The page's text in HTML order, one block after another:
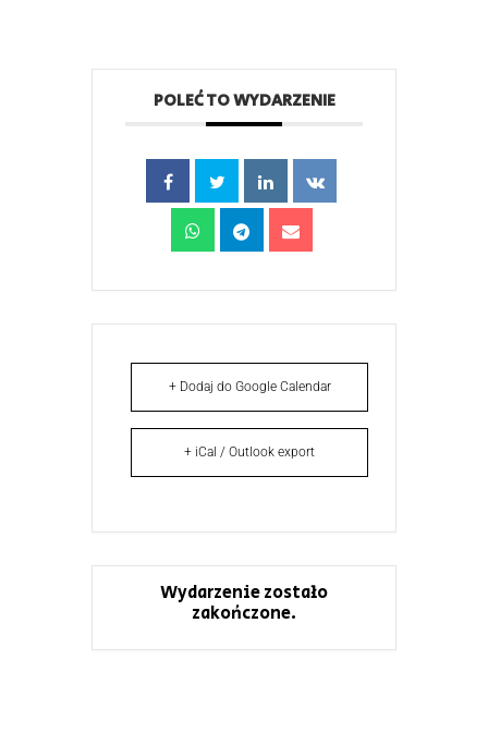
POLEĆ TO WYDARZENIE
+ Dodaj do Google Calendar
+ iCal / Outlook export
Wydarzenie zostało
zakończone.